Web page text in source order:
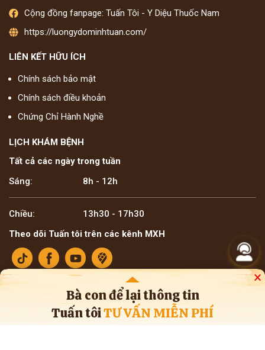
Bà con để lại thông tin
Tuấn tôiTƯ VẤN MIỄN PHÍ
×
Cộng đồng fanpage: Tuấn Tôi - Y Diệu Thuốc Nam
https://luongydominhtuan.com/
LIÊN KẾT HỮU ÍCH
Chính sách bảo mật
Chính sách điều khoản
Chứng Chỉ Hành Nghề
LỊCH KHÁM BỆNH
Tất cả các ngày trong tuần
Sáng:
8h - 12h
Chiều:
13h30 - 17h30
Theo dõi Tuấn tôi trên các kênh MXH
Bản quyền ©2025 Lương y Đỗ Minh Tuấn